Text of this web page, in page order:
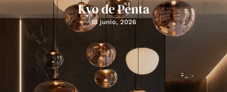
Kyo de Penta
18 junio, 2026